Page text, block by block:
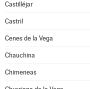
Castilléjar
Castril
Cenes de la Vega
Chauchina
Chimeneas